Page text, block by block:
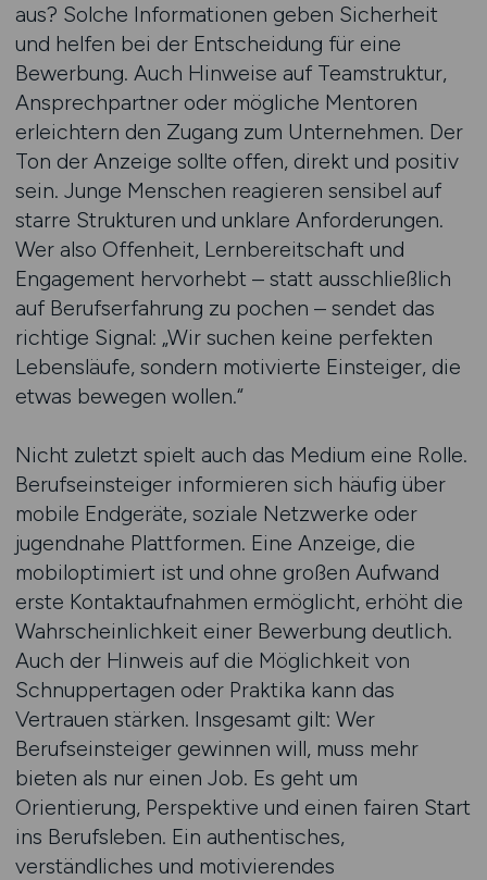
aus? Solche Informationen geben Sicherheit
und helfen bei der Entscheidung für eine
Bewerbung. Auch Hinweise auf Teamstruktur,
Ansprechpartner oder mögliche Mentoren
erleichtern den Zugang zum Unternehmen. Der
Ton der Anzeige sollte offen, direkt und positiv
sein. Junge Menschen reagieren sensibel auf
starre Strukturen und unklare Anforderungen.
Wer also Offenheit, Lernbereitschaft und
Engagement hervorhebt – statt ausschließlich
auf Berufserfahrung zu pochen – sendet das
richtige Signal: „Wir suchen keine perfekten
Lebensläufe, sondern motivierte Einsteiger, die
etwas bewegen wollen.“
Nicht zuletzt spielt auch das Medium eine Rolle.
Berufseinsteiger informieren sich häufig über
mobile Endgeräte, soziale Netzwerke oder
jugendnahe Plattformen. Eine Anzeige, die
mobiloptimiert ist und ohne großen Aufwand
erste Kontaktaufnahmen ermöglicht, erhöht die
Wahrscheinlichkeit einer Bewerbung deutlich.
Auch der Hinweis auf die Möglichkeit von
Schnuppertagen oder Praktika kann das
Vertrauen stärken. Insgesamt gilt: Wer
Berufseinsteiger gewinnen will, muss mehr
bieten als nur einen Job. Es geht um
Orientierung, Perspektive und einen fairen Start
ins Berufsleben. Ein authentisches,
verständliches und motivierendes